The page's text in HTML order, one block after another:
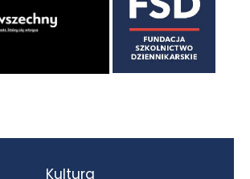
Kultura